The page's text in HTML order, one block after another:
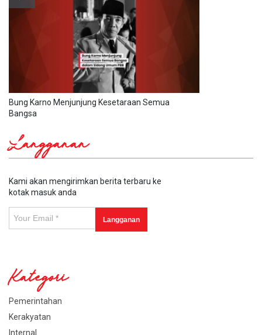
Bung Karno Menjunjung Kesetaraan Semua
Bangsa
Langganan
Kami akan mengirimkan berita terbaru ke
kotak masuk anda
Kategori
Pemerintahan
Kerakyatan
Internal